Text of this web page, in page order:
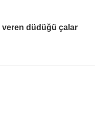
veren düdüğü çalar